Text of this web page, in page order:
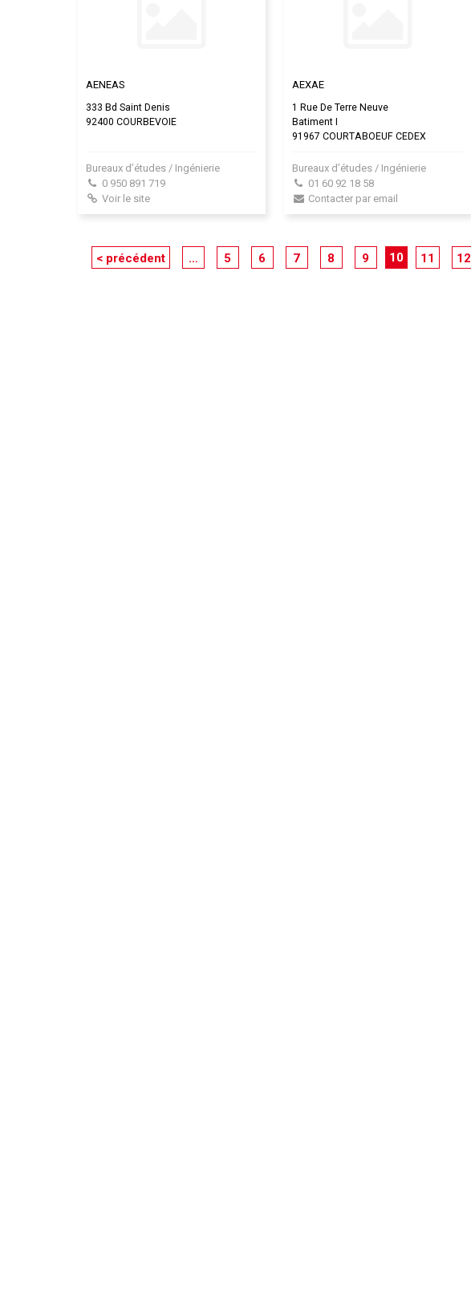
AENEAS
333 Bd Saint Denis
92400 COURBEVOIE
Bureaux d’études / Ingénierie
0 950 891 719
Voir le site
AEXAE
1 Rue De Terre Neuve
Batiment I
91967 COURTABOEUF CEDEX
Bureaux d’études / Ingénierie
01 60 92 18 58
Contacter par email
< précédent … 5 6 7 8 9 10 11 12